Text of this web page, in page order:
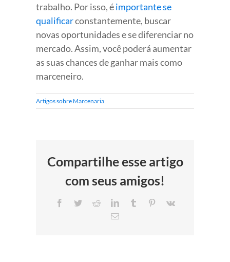
trabalho. Por isso, éimportante se
qualificarconstantemente, buscar
novas oportunidades e se diferenciar no
mercado. Assim, você poderá aumentar
as suas chances de ganhar mais como
marceneiro.
Artigos sobre Marcenaria
Compartilhe esse artigo
com seus amigos!
Facebook
TwitterRedditLinkedInTumblr Pinterest
Vk
E-